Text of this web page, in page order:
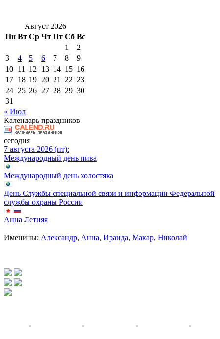
Август 2026
Пн Вт Ср Чт Пт Сб Вс
1
2
3
4 5 6 7 8
9
10 11 12 13 14 15 16
17 18 19 20 21 22 23
24 25 26 27 28 29 30
31
« Июл
Календарь праздников
сегодня
7 августа 2026 (пт):
Международный день пива
Международный день холостяка
День Службы специальной связи и информации Федеральной
службы охраны России
Анна Летняя
Именины: Александр, Анна, Ираида, Макар, Николай